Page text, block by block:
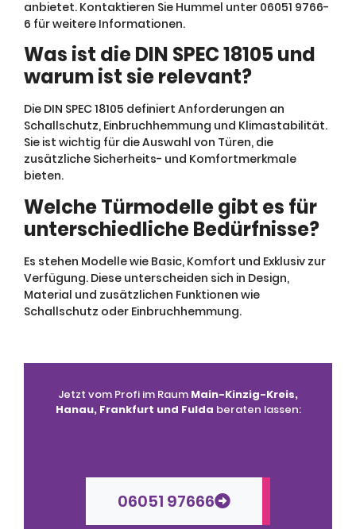
anbietet. Kontaktieren Sie Hummel unter 06051 9766-
6 für weitere Informationen.
Was ist die DIN SPEC 18105 und
warum ist sie relevant?
Die DIN SPEC 18105 definiert Anforderungen an
Schallschutz, Einbruchhemmung und Klimastabilität.
Sie ist wichtig für die Auswahl von Türen, die
zusätzliche Sicherheits- und Komfortmerkmale
bieten.
Welche Türmodelle gibt es für
unterschiedliche Bedürfnisse?
Es stehen Modelle wie Basic, Komfort und Exklusiv zur
Verfügung. Diese unterscheiden sich in Design,
Material und zusätzlichen Funktionen wie
Schallschutz oder Einbruchhemmung.
Jetzt vom Profi im Raum Main-Kinzig-Kreis,
Hanau, Frankfurt und Fulda beraten lassen:
06051 97666